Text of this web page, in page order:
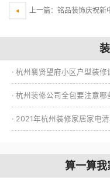
· 杭州襄贤望府小区户型装修
· 杭州装修公司全包要注意哪
· 2021年杭州装修家居家电
算一算我